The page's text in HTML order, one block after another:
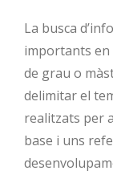
La busca
importants en
de grau o
delimitar el
realitzats per
base i uns